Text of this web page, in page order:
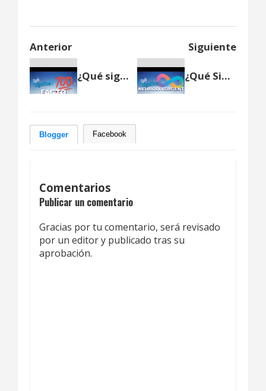
Anterior Siguiente
¿Qué significa facto? 💯 ¿Qué Significa Neurodivergent Pride? 🧠♾️
Blogger Facebook
Comentarios
Publicar un comentario
Gracias por tu comentario, será revisado
por un editor y publicado tras su
aprobación.